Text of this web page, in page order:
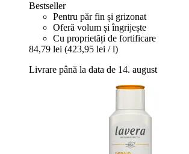
Bestseller
Pentru păr fin și grizonat
Oferă volum și îngrijește
Cu proprietăți de fortificare
84,79 lei (423,95 lei / l)
Livrare până la data de 14. august